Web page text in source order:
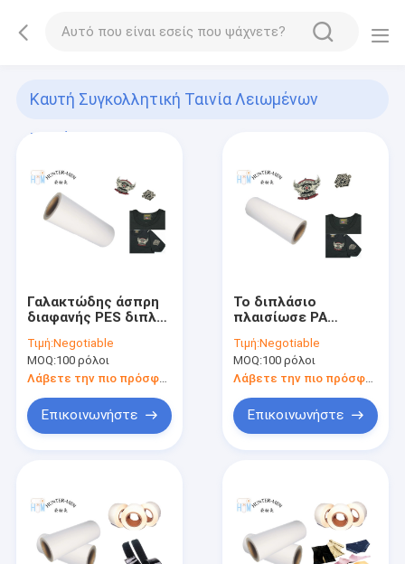
Καυτή Συγκολλητική Ταινία Λειωμένων
Μετάλλων
(96)
Γαλακτώδης άσπρη
διαφανής PES διπλή
συγκολλητική ταινία
λειωμένων
μετάλλων
κεντητικής καυτή
Τιμή:Negotiable
MOQ:100 ρόλοι
Λάβετε την πιο πρόσφατη τιμή
Επικοινωνήστε
Το διπλάσιο
πλαισίωσε PA
φύλλα κόλλας
ταινιών λειωμένων
μετάλλων
συγκολλητικά για το
μπάλωμα κεντητικής
Τιμή:Negotiable
MOQ:100 ρόλοι
Επικοινωνήστε